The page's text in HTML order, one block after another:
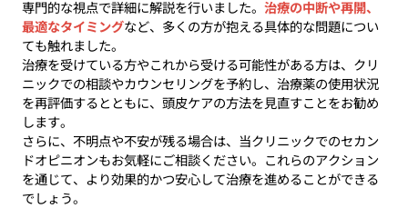
専門的な視点で詳細に解説を行いました。 治療の中断や再開、
最適なタイミングなど、多くの方が抱える具体的な問題につい
ても触れました。
治療を受けている方やこれから受ける可能性がある方は、クリ
ニックでの相談やカウンセリングを予約し、治療薬の使用状況
を再評価するとともに、頭皮ケアの方法を見直すことをお勧め
します。
さらに、不明点や不安が残る場合は、当クリニックでのセカン
ドオピニオンもお気軽にご相談ください。これらのアクション
を通じて、より効果的かつ安心して治療を進めることができる
でしょう。